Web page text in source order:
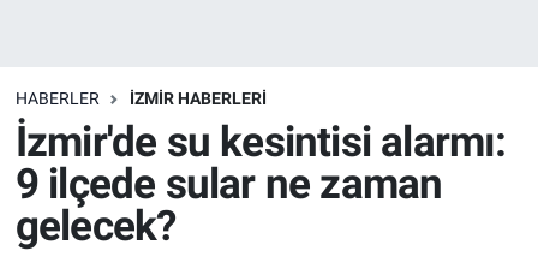
HABERLER İZMİR HABERLERİ
İzmir'de su kesintisi alarmı:
9 ilçede sular ne zaman
gelecek?